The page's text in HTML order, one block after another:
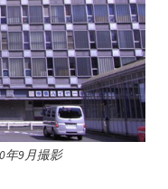
年9月撮影